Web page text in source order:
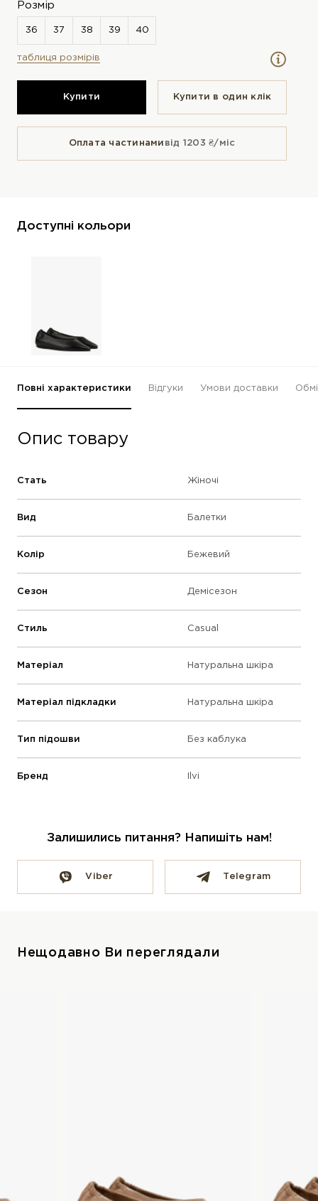
Розмір
таблиця розмірів
Купити Купити в один клiк
Оплата частинами від 1203 ₴/міс
Доступні кольори
Повні характеристики Відгуки Умови доставки
Опис товару
Стать Жіночі
Вид Балетки
Колір Бежевий
Сезон Демісезон
Стиль Casual
Матеріал Натуральна шкіра
Матеріал підкладки Натуральна шкіра
Тип підошви Без каблука
Бренд Ilvi
Залишились питання? Напишіть нам!
Viber Telegram
Нещодавно Ви переглядали